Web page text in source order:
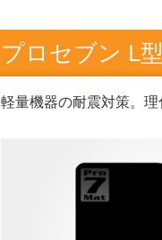
プロセブン L
軽量機器の耐震対策。